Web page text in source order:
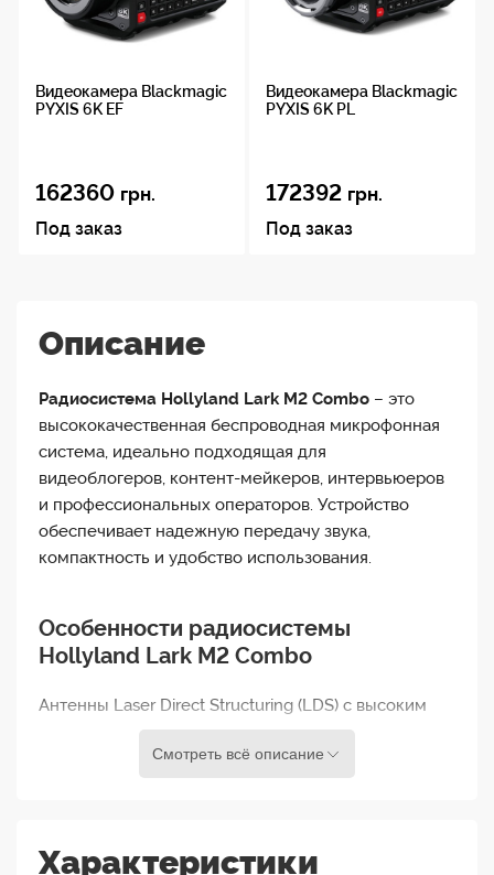
Видеокамера Blackmagic
PYXIS 6K EF
162360 грн.
Под заказ
Видеокамера Blackmagic
PYXIS 6K PL
172392 грн.
Под заказ
Описание
Радиосистема Hollyland Lark M2 Combo – это
высококачественная беспроводная микрофонная
система, идеально подходящая для
видеоблогеров, контент-мейкеров, интервьюеров
и профессиональных операторов. Устройство
обеспечивает надежную передачу звука,
компактность и удобство использования.
Особенности радиосистемы
Hollyland Lark M2 Combo
Антенны Laser Direct Structuring (LDS) с высоким
стабильную передачу звука без помех любого
захватывает 24-битный звук 48 кГц с отношением
Смотреть всё описание
Характеристики